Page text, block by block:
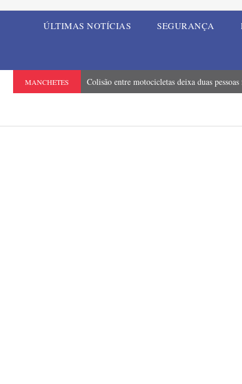
ÚLTIMAS NOTÍCIAS SEGURANÇA
MANCHETES Colisão entre motocicletas deixa duas